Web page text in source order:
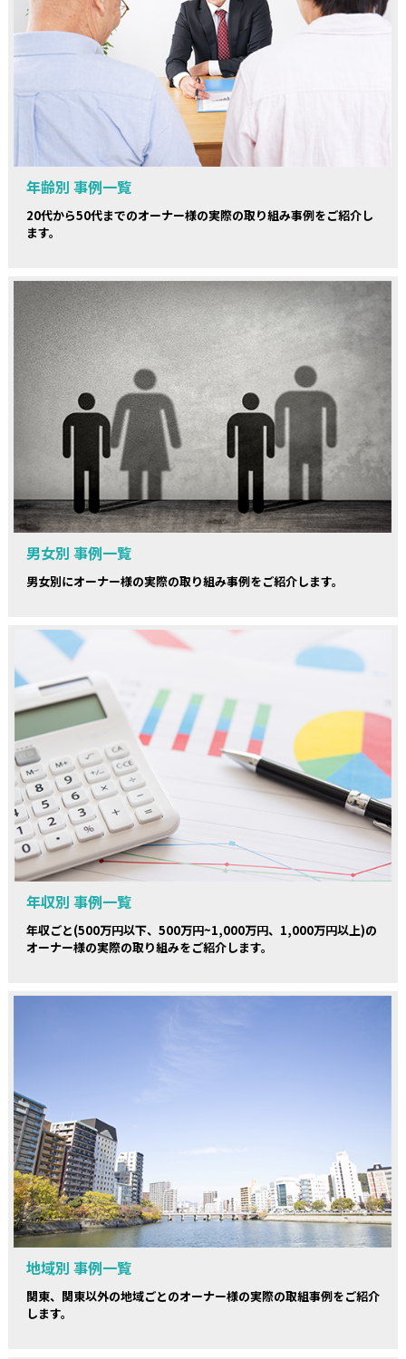
年齢別 事例一覧
20代から50代までのオーナー様の実際の取り組み事例をご紹介し
ます。
男女別 事例一覧
男女別にオーナー様の実際の取り組み事例をご紹介します。
年収別 事例一覧
年収ごと(500万円以下、500万円~1,000万円、1,000万円以上)の
オーナー様の実際の取り組みをご紹介します。
地域別 事例一覧
関東、関東以外の地域ごとのオーナー様の実際の取組事例をご紹介
します。